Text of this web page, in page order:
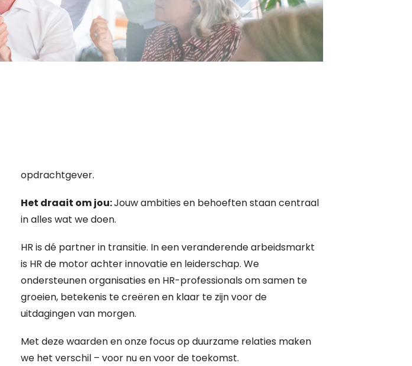
opdrachtgever.
Het draait om jou:Jouw ambities en behoeften staan centraal
in alles wat we doen.
HR is dé partner in transitie. In een veranderende arbeidsmarkt
is HR de motor achter innovatie en leiderschap. We
ondersteunen organisaties en HR-professionals om samen te
groeien, betekenis te creëren en klaar te zijn voor de
uitdagingen van morgen.
Met deze waarden en onze focus op duurzame relaties maken
we het verschil – voor nu en voor de toekomst.